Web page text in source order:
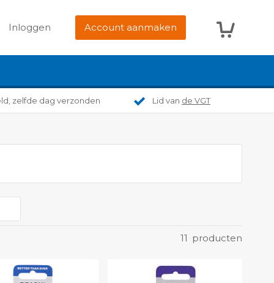
Inloggen Account aanmaken
zelfde dag verzonden Lid van de VGT
11 producten